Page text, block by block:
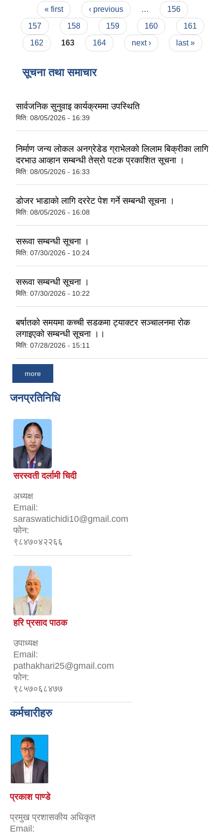
Pages« first ‹ previous …
156
157
158 159 160
161
162
163 164 next › last »
सूचना तथा समाचार
सार्वजनिक सुनुवाइ कार्यक्रममा उपस्थिति
मिति: 08/05/2026 - 16:39
निर्माण जन्य लोकल अनग्रेडेड ग्राभेलको लिलाम बिक्रीका लागि
दरभाउ आव्हान सम्बन्धी तेस्रो पटक प्रकाशित सूचना ।
मिति: 08/05/2026 - 16:33
डाेजर भाडाकाे लागि दररेट पेश गर्ने सम्बन्धी सूचना ।
मिति: 08/05/2026 - 16:08
सरूवा सम्बन्धी सूचना ।
मिति: 07/30/2026 - 10:24
सरूवा सम्बन्धी सूचना ।
मिति: 07/30/2026 - 10:22
बर्षातको समयमा कच्ची सडकमा ट्याक्टर सञ्चालनमा रोक
लगाइएको सम्बन्धी सूचना ।।
मिति: 07/28/2026 - 15:11
more
जनप्रतिनिधि
सरस्वती दर्लामी चिदी
अध्यक्ष
Email:
saraswatichidi10@gmail.com
फोन:
९८४७०४२२६६
हरि प्रसाद पाठक
उपाध्यक्ष
Email:
pathakhari25@gmail.com
फोन:
९८५७०६८४७७
कर्मचारीहरु
प्रकाश पाण्डे
प्रमुख प्रशासकीय अधिकृत
Email: